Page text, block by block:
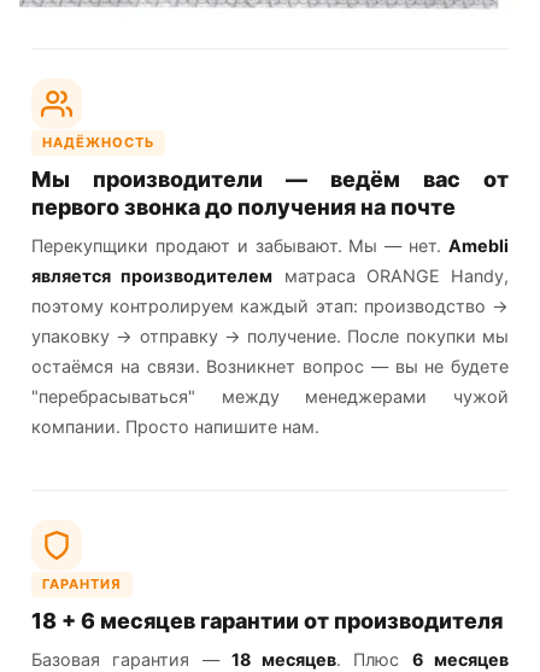
НАДЁЖНОСТЬ
Мы производители — ведём вас от
первого звонка до получения на почте
Перекупщики продают и забывают. Мы — нет. Amebli
является производителем матраса ORANGE Handy,
поэтому контролируем каждый этап: производство →
упаковку → отправку → получение. После покупки мы
остаёмся на связи. Возникнет вопрос — вы не будете
"перебрасываться" между менеджерами чужой
компании. Просто напишите нам.
ГАРАНТИЯ
18 + 6 месяцев гарантии от производителя
Базовая гарантия — 18 месяцев. Плюс 6 месяцев